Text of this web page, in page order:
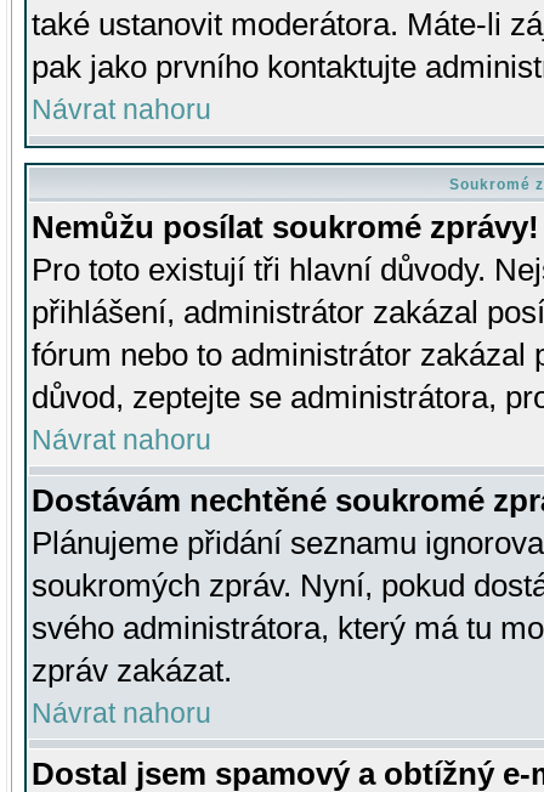
také ustanovit moderátora. Máte-li
pak jako prvního kontaktujte
Návrat nahoru
Soukromé
Nemůžu posílat soukromé zprávy!
Pro toto existují tři hlavní důvody.
přihlášení, administrátor zakázal
fórum nebo to administrátor zakázal
důvod, zeptejte se administrátora,
Návrat nahoru
Dostávám nechtěné soukromé
Plánujeme přidání seznamu
soukromých zpráv. Nyní, pokud
svého administrátora, který má tu
zpráv zakázat.
Návrat nahoru
Dostal jsem spamový a obtížný